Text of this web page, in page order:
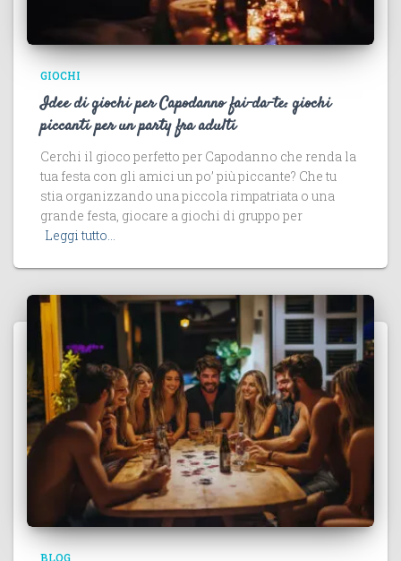
GIOCHI
Idee di giochi per Capodanno fai-da-te: giochi
piccanti per un party fra adulti
Cerchi il gioco perfetto per Capodanno che renda la
tua festa con gli amici un po’ più piccante? Che tu
stia organizzando una piccola rimpatriata o una
grande festa, giocare a giochi di gruppo per
Leggi tutto…
BLOG